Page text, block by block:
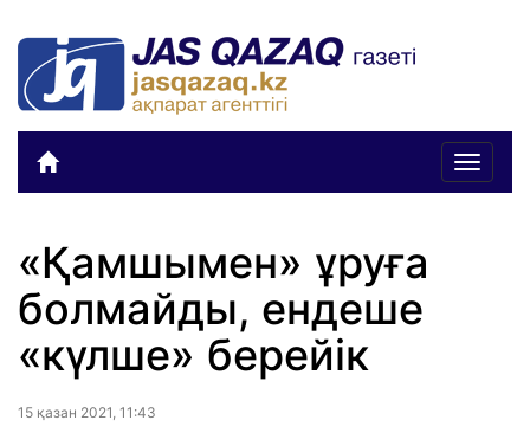
Toggle
«Қамшымен» ұруға
болмайды, ендеше
«күлше» берейік
15 қазан 2021, 11:43